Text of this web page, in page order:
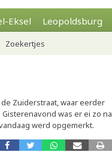
Eksel Leopoldsburg
Zoekertjes
Zuiderstraat, waar eerder
was er ei zo na
werd opgemerkt.